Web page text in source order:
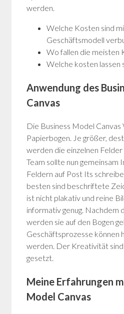
werden.
Welche Kosten sind
Geschäftsmodell
Wo fallen die meisten
Welche kosten lassen
Anwendung des
Canvas
Die Business Model Canvas
Papierbogen. Je größer,
werden die einzelnen
Team sollte nun gemeinsam
Feldern auf Post Its
besten sind beschriftete
ist nicht plakativ und reine
informativ genug. Nachdem
werden sie auf den Bogen
Geschäftsprozesse können
werden. Der Kreativität
gesetzt.
Meine Erfahrungen
Model Canvas